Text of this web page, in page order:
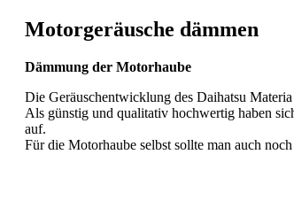
Motorgeräusche dämmen
Dämmung der Motorhaube
Die Geräuschentwicklung des Daihatsu
Als günstig und qualitativ hochwertig haben
auf.
Für die Motorhaube selbst sollte man auch